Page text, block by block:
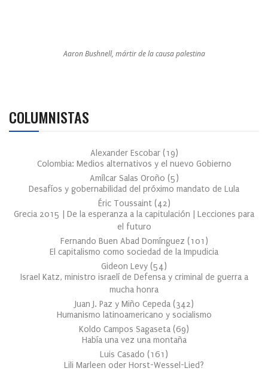
Aaron Bushnell, mártir de la causa palestina
COLUMNISTAS
Alexander Escobar (19)
Colombia: Medios alternativos y el nuevo Gobierno
Amílcar Salas Oroño (5)
Desafíos y gobernabilidad del próximo mandato de Lula
Éric Toussaint (42)
Grecia 2015 | De la esperanza a la capitulación | Lecciones para
el futuro
Fernando Buen Abad Domínguez (101 )
El capitalismo como sociedad de la Impudicia
Gideon Levy (54)
Israel Katz, ministro israelí de Defensa y criminal de guerra a
mucha honra
Juan J. Paz y Miño Cepeda (342)
Humanismo latinoamericano y socialismo
Koldo Campos Sagaseta (69)
Había una vez una montaña
Luis Casado (161 )
Lili Marleen oder Horst-Wessel-Lied?